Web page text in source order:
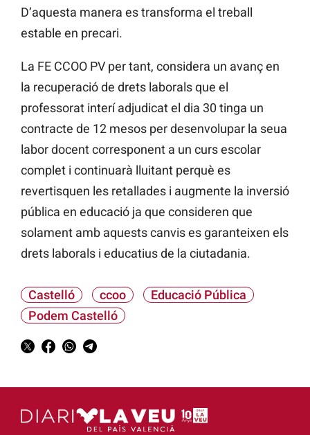
D’aquesta manera es transforma el treball
estable en precari.
La FE CCOO PV per tant, considera un avanç en
la recuperació de drets laborals que el
professorat interí adjudicat el dia 30 tinga un
contracte de 12 mesos per desenvolupar la seua
labor docent corresponent a un curs escolar
complet i continuarà lluitant perquè es
revertisquen les retallades i augmente la inversió
pública en educació ja que consideren que
solament amb aquests canvis es garanteixen els
drets laborals i educatius de la ciutadania.
Castelló ccoo
Educació Pública
Podem Castelló